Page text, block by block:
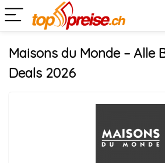
Maisons du Monde – Alle
Deals 2026